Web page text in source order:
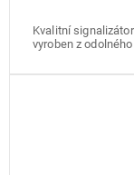
Kvalitní
vyroben z